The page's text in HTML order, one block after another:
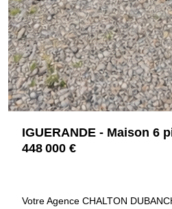
IGUERANDE - Maison 6
448 000 €
Votre Agence CHALTON